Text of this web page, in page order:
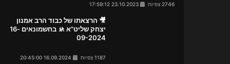
2746 צפיות
🎥 הרצאתו של כבוד הרב אמנון
יצחק שליט"א 🚸 בחשמונאים 16-
09-2024
1187 צפיות